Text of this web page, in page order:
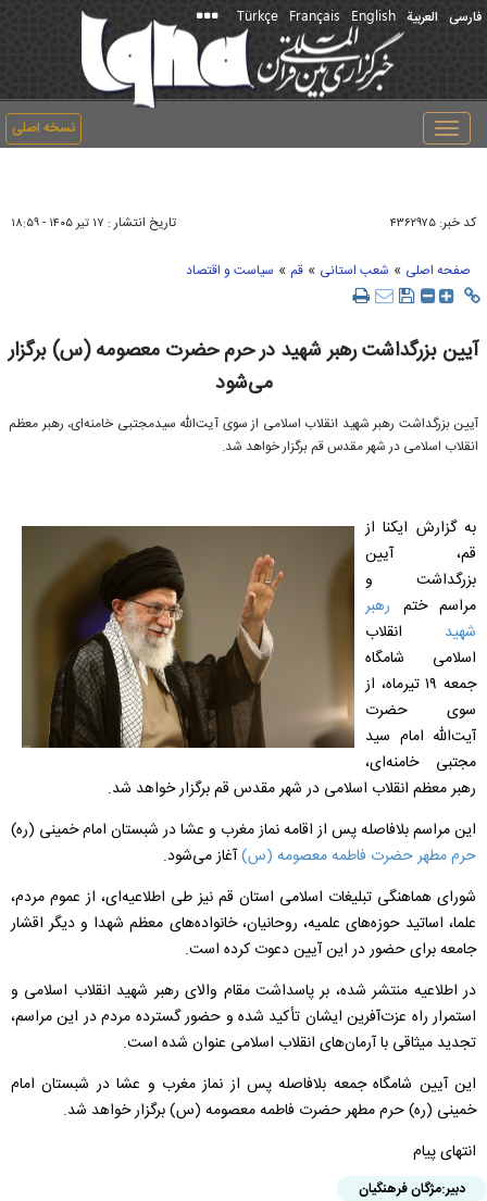
فارسی العربیة English
Français
Türkçe
نسخه اصلی
Toggle
navigation
کد خبر: ۴۳۶۲۹۷۵ تاریخ انتشار : ۱۷ تير ۱۴۰۵ - ۱۸:۵۹
صفحه اصلی » شعب استانی » قم » سیاست و اقتصاد
آیین بزرگداشت رهبر شهید در حرم حضرت معصومه (س) برگزار
می‌شود
آیین بزرگداشت رهبر شهید انقلاب اسلامی از سوی آیت‌الله سیدمجتبی خامنه‌ای، رهبر معظم
انقلاب اسلامی در شهر مقدس قم برگزار خواهد شد.
به گزارش ایکنا از
قم، آیین
بزرگداشت و
مراسم ختم رهبر
شهید انقلاب
اسلامی شامگاه
جمعه ۱۹ تیرماه، از
سوی حضرت
آیت‌الله امام سید
مجتبی خامنه‌ای،
رهبر معظم انقلاب اسلامی در شهر مقدس قم برگزار خواهد شد.
این مراسم بلافاصله پس از اقامه نماز مغرب و عشا در شبستان امام خمینی (ره)
حرم مطهر حضرت فاطمه معصومه (س)آغاز می‌شود.
شورای هماهنگی تبلیغات اسلامی استان قم نیز طی اطلاعیه‌ای، از عموم مردم،
علما، اساتید حوزه‌های علمیه، روحانیان، خانواده‌های معظم شهدا و دیگر اقشار
جامعه برای حضور در این آیین دعوت کرده است.
در اطلاعیه منتشر شده، بر پاسداشت مقام والای رهبر شهید انقلاب اسلامی و
استمرار راه عزت‌آفرین ایشان تأکید شده و حضور گسترده مردم در این مراسم،
تجدید میثاقی با آرمان‌های انقلاب اسلامی عنوان شده است.
این آیین شامگاه جمعه بلافاصله پس از نماز مغرب و عشا در شبستان امام
خمینی (ره) حرم مطهر حضرت فاطمه معصومه (س) برگزار خواهد شد.
انتهای پیام
دبیر:مژگان فرهنگیان